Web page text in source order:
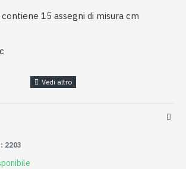
15 assegni di misura cm
2203